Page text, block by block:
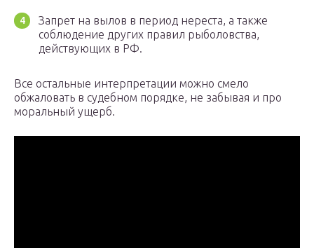
Запрет на вылов в период нереста, а также
соблюдение других правил рыболовства,
действующих в РФ.
Все остальные интерпретации можно смело
обжаловать в судебном порядке, не забывая и про
моральный ущерб.